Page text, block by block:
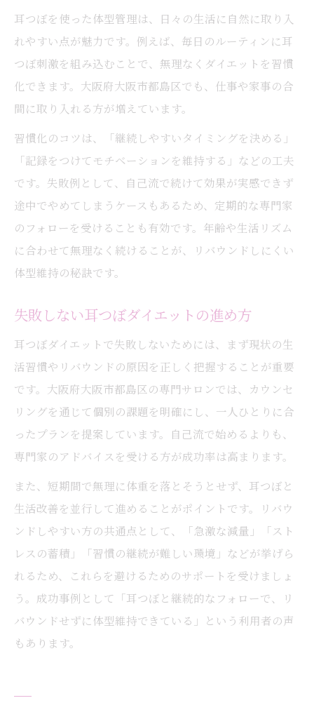
耳つぼを使った体型管理は、日々の生活に自然に取り入
れやすい点が魅力です。例えば、毎日のルーティンに耳
つぼ刺激を組み込むことで、無理なくダイエットを習慣
化できます。大阪府大阪市都島区でも、仕事や家事の合
間に取り入れる方が増えています。
習慣化のコツは、「継続しやすいタイミングを決める」
「記録をつけてモチベーションを維持する」などの工夫
です。失敗例として、自己流で続けて効果が実感できず
途中でやめてしまうケースもあるため、定期的な専門家
のフォローを受けることも有効です。年齢や生活リズム
に合わせて無理なく続けることが、リバウンドしにくい
体型維持の秘訣です。
失敗しない耳つぼダイエットの進め方
耳つぼダイエットで失敗しないためには、まず現状の生
活習慣やリバウンドの原因を正しく把握することが重要
です。大阪府大阪市都島区の専門サロンでは、カウンセ
リングを通じて個別の課題を明確にし、一人ひとりに合
ったプランを提案しています。自己流で始めるよりも、
専門家のアドバイスを受ける方が成功率は高まります。
また、短期間で無理に体重を落とそうとせず、耳つぼと
生活改善を並行して進めることがポイントです。リバウ
ンドしやすい方の共通点として、「急激な減量」「スト
レスの蓄積」「習慣の継続が難しい環境」などが挙げら
れるため、これらを避けるためのサポートを受けましょ
う。成功事例として「耳つぼと継続的なフォローで、リ
バウンドせずに体型維持できている」という利用者の声
もあります。